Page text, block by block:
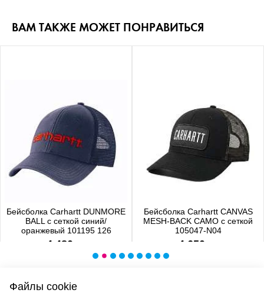
ВАМ ТАКЖЕ МОЖЕТ ПОНРАВИТЬСЯ
Бейсболка Carhartt DUNMORE
BALL с сеткой синий/
оранжевый 101195 126
4 480 р.
Бейсболка Carhartt CANVAS
MESH-BACK CAMO с сеткой
105047-N04
4 650 р.
Файлы cookie